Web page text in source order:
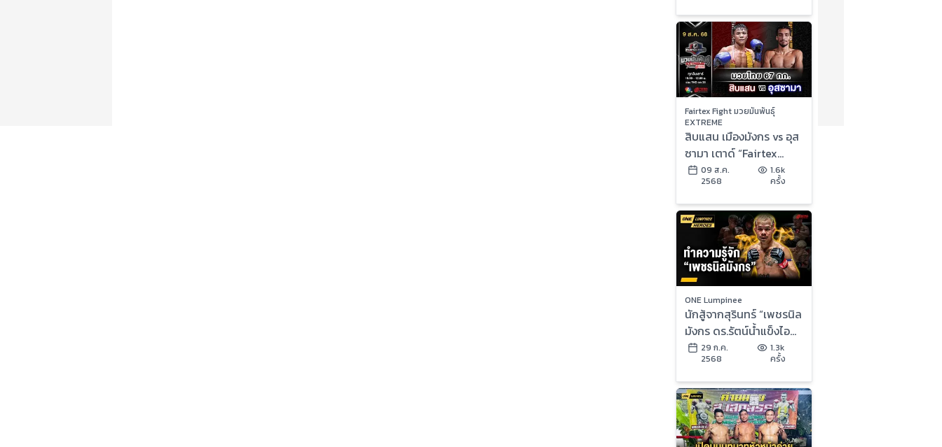
Fairtex Fight มวยมันพันธุ์
EXTREME
สิบแสน เมืองมังกร vs อุส
ซามา เตาด์ “Fairtex
Fight มวยมันพันธุ์
EXTREME” (9 ส.ค.68)
09 ส.ค.
2568
1.6k
ครั้ง
ONE Lumpinee
นักสู้จากสุรินทร์ “เพชรนิล
มังกร ดร.รัตน์น้ำแข็งไอซ์
แลนด์” | ONE ลุมพินี
Heroes | 29 ก.ค. 68 |
Ch7HD
29 ก.ค.
2568
1.3k
ครั้ง